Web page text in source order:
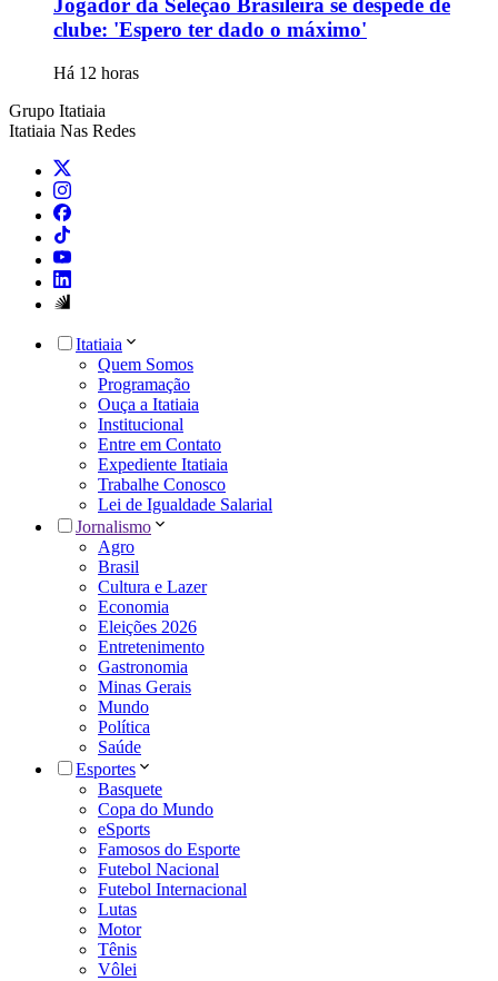
Jogador da Seleção Brasileira se despede de
clube: 'Espero ter dado o máximo'
Há 12 horas
Grupo Itatiaia
Itatiaia Nas Redes
Itatiaia
Quem Somos
Programação
Ouça a Itatiaia
Institucional
Entre em Contato
Expediente Itatiaia
Trabalhe Conosco
Lei de Igualdade Salarial
Jornalismo
Agro
Brasil
Cultura e Lazer
Economia
Eleições 2026
Entretenimento
Gastronomia
Minas Gerais
Mundo
Política
Saúde
Esportes
Basquete
Copa do Mundo
eSports
Famosos do Esporte
Futebol Nacional
Futebol Internacional
Lutas
Motor
Tênis
Vôlei